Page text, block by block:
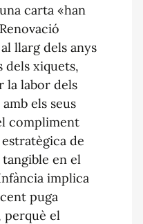
carta «han
llarg dels anys
dels xiquets,
la labor dels
els seus
compliment
de
en el
implica
puga
perquè el